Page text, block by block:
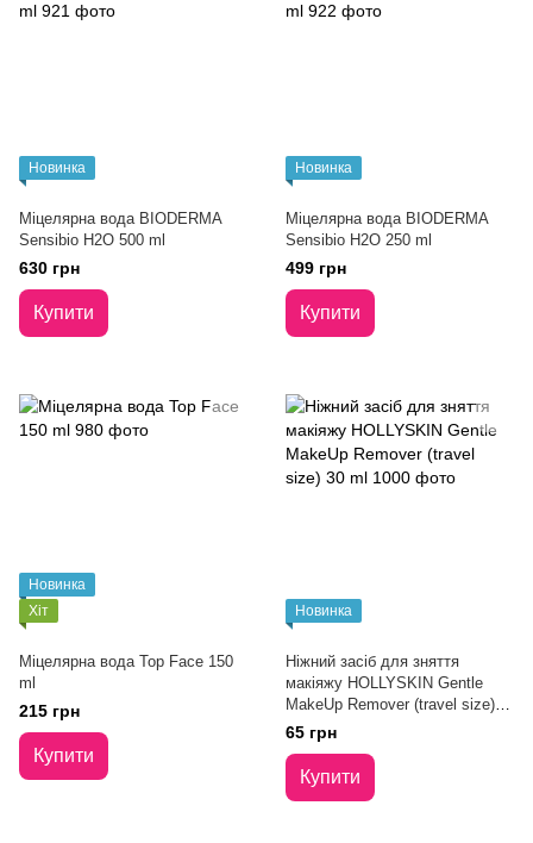
Новинка
Міцелярна вода BIODERMA
Sensibio H2O 500 ml
630 грн
Купити
Новинка
Міцелярна вода BIODERMA
Sensibio H2O 250 ml
499 грн
Купити
Новинка
Хіт
Міцелярна вода Top Face 150
ml
215 грн
Купити
Новинка
Ніжний засіб для зняття
макіяжу HOLLYSKIN Gentle
MakeUp Remover (travel size)
30 ml
65 грн
Купити